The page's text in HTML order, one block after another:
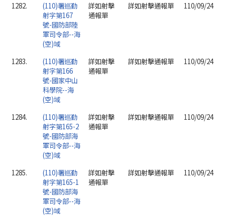
1282.
(110)署巡勤
射字第167
號-國防部陸
軍司令部--海
(空)域
詳如射擊
通報單
詳如射擊通報單 110/09/24
1283.
(110)署巡勤
射字第166
號-國家中山
科學院--海
(空)域
詳如射擊
通報單
詳如射擊通報單 110/09/24
1284.
(110)署巡勤
射字第165-2
號-國防部海
軍司令部--海
(空)域
詳如射擊
通報單
詳如射擊通報單 110/09/24
1285.
(110)署巡勤
射字第165-1
號-國防部海
軍司令部--海
(空)域
詳如射擊
通報單
詳如射擊通報單 110/09/24